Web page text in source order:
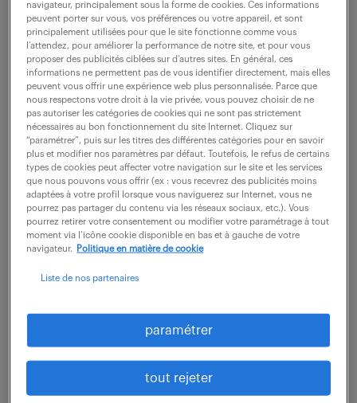
vous êtes recruteur ?
dernières offres -
spécialité industrie.
recevoir les offres par mail
TECHNICIEN FORMULATION -
SECTEUR PHARMA (F/H)
nouveau 7 août 2026
navigateur, principalement sous la forme de cookies. Ces informations
peuvent porter sur vous, vos préférences ou votre appareil, et sont
principalement utilisées pour que le site fonctionne comme vous
l’attendez, pour améliorer la performance de notre site, et pour vous
proposer des publicités ciblées sur d’autres sites. En général, ces
informations ne permettent pas de vous identifier directement, mais elles
peuvent vous offrir une expérience web plus personnalisée. Parce que
nous respectons votre droit à la vie privée, vous pouvez choisir de ne
pas autoriser les catégories de cookies qui ne sont pas strictement
nécessaires au bon fonctionnement du site Internet. Cliquez sur
“paramétrer”, puis sur les titres des différentes catégories pour en savoir
plus et modifier nos paramètres par défaut. Toutefois, le refus de certains
types de cookies peut affecter votre navigation sur le site et les services
que nous pouvons vous offrir (ex : vous recevrez des publicités moins
adaptées à votre profil lorsque vous naviguerez sur Internet, vous ne
pourrez pas partager du contenu via les réseaux sociaux, etc.). Vous
pourrez retirer votre consentement ou modifier votre paramétrage à tout
moment via l’icône cookie disponible en bas et à gauche de votre
navigateur. Politique en matière de cookie
Liste de nos partenaires
paramétrer
tout rejeter